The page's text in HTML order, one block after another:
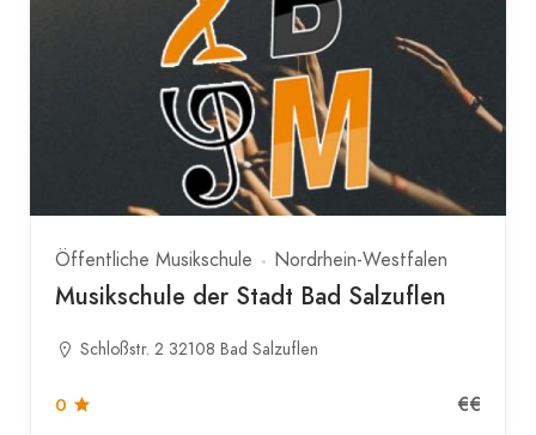
Öffentliche Musikschule Nordrhein-Westfalen
Musikschule der Stadt Bad Salzuflen
Schloßstr. 2 32108 Bad Salzuflen
0 €€